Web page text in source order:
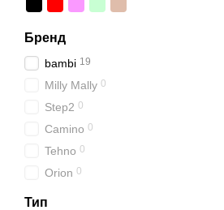
Бренд
bambi 19
Milly Mally 0
Step2 0
Camino 0
Tehno 0
Orion 0
Тип